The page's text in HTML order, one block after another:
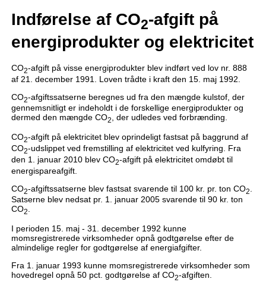
Indførelse af CO2-afgift på
energiprodukter og elektricitet
CO2-afgift på visse energiprodukter blev indført ved lov nr. 888
af 21. december 1991. Loven trådte i kraft den 15. maj 1992.
CO2-afgiftssatserne beregnes ud fra den mængde kulstof, der
gennemsnitligt er indeholdt i de forskellige energiprodukter og
dermed den mængde CO2, der udledes ved forbrænding.
CO2-afgift på elektricitet blev oprindeligt fastsat på baggrund af
CO2-udslippet ved fremstilling af elektricitet ved kulfyring. Fra
den 1. januar 2010 blev CO2-afgift på elektricitet omdøbt til
energispareafgift.
CO2-afgiftssatserne blev fastsat svarende til 100 kr. pr. ton CO2
Satserne blev nedsat pr. 1. januar 2005 svarende til 90 kr. ton
CO2.
I perioden 15. maj - 31. december 1992 kunne
momsregistrerede virksomheder opnå godtgørelse efter de
almindelige regler for godtgørelse af energiafgifter.
Fra 1. januar 1993 kunne momsregistrerede virksomheder som
hovedregel opnå 50 pct. godtgørelse af CO2-afgiften.